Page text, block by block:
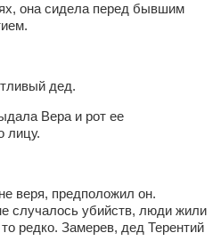
Анплеев А.Б.
-центр независимых дистрибьюторов
— демократичный ресторан
магазин — кафе
она сидела перед бывшим
дед.
Вера и рот ее
лицу.
веря, предположил он.
случалось убийств, люди жили
редко. Замерев, дед Терентий